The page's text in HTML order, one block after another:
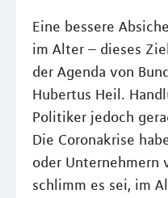
Eine bessere
im Alter – dieses
der Agenda von
Hubertus Heil.
Politiker jedoch
Die Coronakrise
oder Unternehmern
schlimm es sei, im